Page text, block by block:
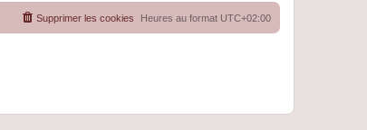
Heures au format UTC+02:00
Supprimer les cookies